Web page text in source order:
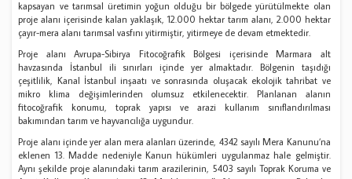
kapsayan ve tarımsal üretimin yoğun olduğu bir bölgede yürütülmekte olan
proje alanı içerisinde kalan yaklaşık, 12.000 hektar tarım alanı, 2.000 hektar
çayır-mera alanı tarımsal vasfını yitirmiştir, yitirmeye de devam etmektedir.
Proje alanı Avrupa-Sibirya Fitocoğrafik Bölgesi içerisinde Marmara alt
havzasında İstanbul ili sınırları içinde yer almaktadır. Bölgenin taşıdığı
çeşitlilik, Kanal İstanbul inşaatı ve sonrasında oluşacak ekolojik tahribat ve
mikro klima değişimlerinden olumsuz etkilenecektir. Planlanan alanın
fitocoğrafik konumu, toprak yapısı ve arazi kullanım sınıflandırılması
bakımından tarım ve hayvancılığa uygundur.
Proje alanı içinde yer alan mera alanları üzerinde, 4342 sayılı Mera Kanunu’na
eklenen 13. Madde nedeniyle Kanun hükümleri uygulanmaz hale gelmiştir.
Aynı şekilde proje alanındaki tarım arazilerinin, 5403 sayılı Toprak Koruma ve